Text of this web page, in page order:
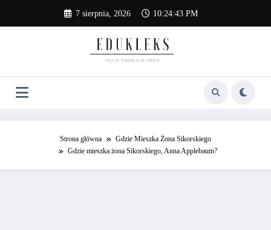
content
7 sierpnia, 2026 10:24:44 PM
Strona główna
Gdzie Mieszka Żona Sikorskiego
Gdzie mieszka żona Sikorskiego, Anna Applebaum?